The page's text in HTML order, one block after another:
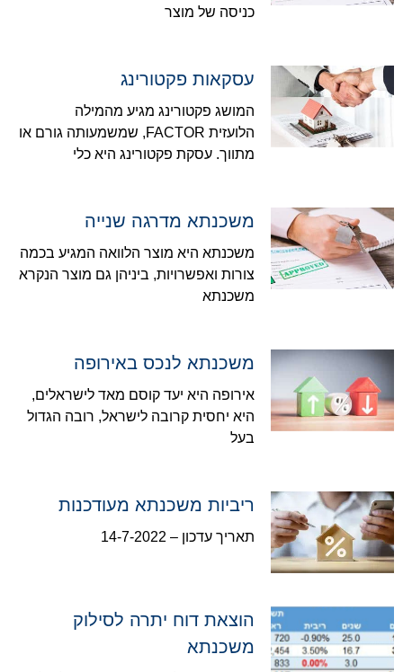
כניסה של מוצר
עסקאות פקטורינג
המושג פקטורינג מגיע מהמילה
הלועזית FACTOR, שמשמעותה גורם או
מתווך. עסקת פקטורינג היא כלי
משכנתא מדרגה שנייה
משכנתא היא מוצר הלוואה המגיע בכמה
צורות ואפשרויות, ביניהן גם מוצר הנקרא
משכנתא
משכנתא לנכס באירופה
אירופה היא יעד קוסם מאד לישראלים,
היא יחסית קרובה לישראל, רובה הגדול
בעל
ריביות משכנתא מעודכנות
תאריך עדכון – 14-7-2022
הוצאת דוח יתרה לסילוק
משכנתא